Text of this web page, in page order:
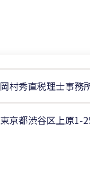
岡村秀直税理士事務
東京都渋谷区上原1-